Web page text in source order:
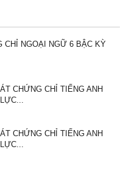
CHỈ NGOẠI NGỮ 6 BẬC KỲ
CHỨNG CHỈ TIẾNG ANH
CHỨNG CHỈ TIẾNG ANH